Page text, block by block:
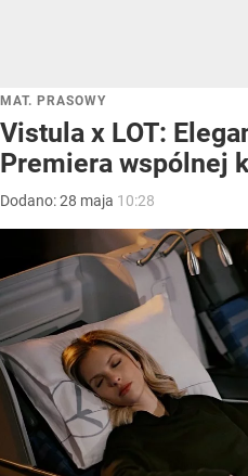
MAT. PRASOWY
Vistula x LOT:
Premiera wspólnej
Dodano:28 maja 10:28